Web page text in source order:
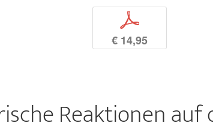
p
€ 14,95
Reaktionen auf